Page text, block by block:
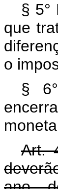
§ 5°
que
o
§
Art.